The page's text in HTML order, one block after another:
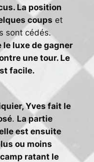
La position
coups et
sont cédés.
le luxe de gagner
une tour. Le
facile.
Yves fait le
. La partie
est ensuite
ou moins
ratant le